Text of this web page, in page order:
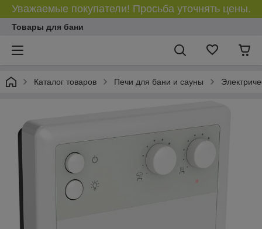
Уважаемые покупатели! Просьба уточнять цены.
Товары для бани
Каталог товаров Печи для бани и сауны